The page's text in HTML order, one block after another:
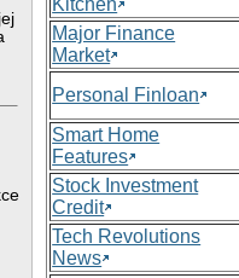
Major Finance
Market
Personal Finloan
Smart Home
Features
Stock Investment
Credit
Tech Revolutions
News